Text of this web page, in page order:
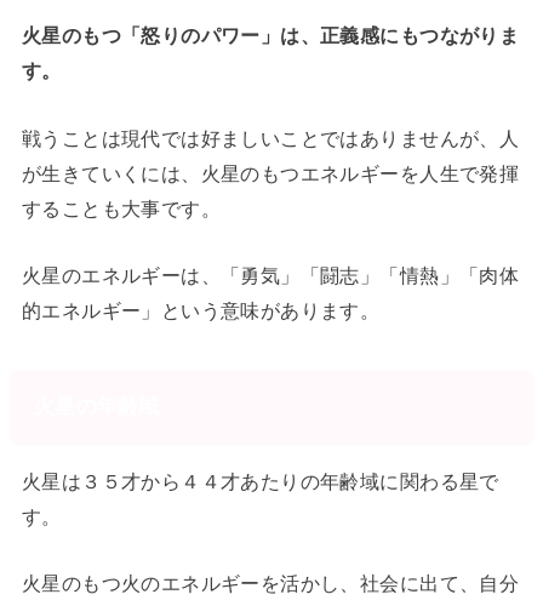
火星のもつ「怒りのパワー」は、正義感にもつながりま
す。
戦うことは現代では好ましいことではありませんが、人
が生きていくには、火星のもつエネルギーを人生で発揮
することも大事です。
火星のエネルギーは、「勇気」「闘志」「情熱」「肉体
的エネルギー」という意味があります。
火星は３５才から４４才あたりの年齢域に関わる星で
す。
火星のもつ火のエネルギーを活かし、社会に出て、自分